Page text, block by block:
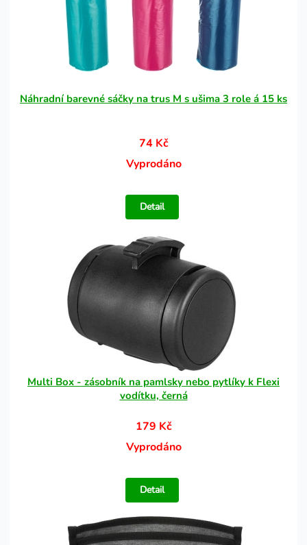
Náhradní barevné sáčky na trus M s ušima 3 role á 15 ks
74 Kč
Vyprodáno
Detail
Multi Box - zásobník na pamlsky nebo pytlíky k Flexi
vodítku, černá
179 Kč
Vyprodáno
Detail